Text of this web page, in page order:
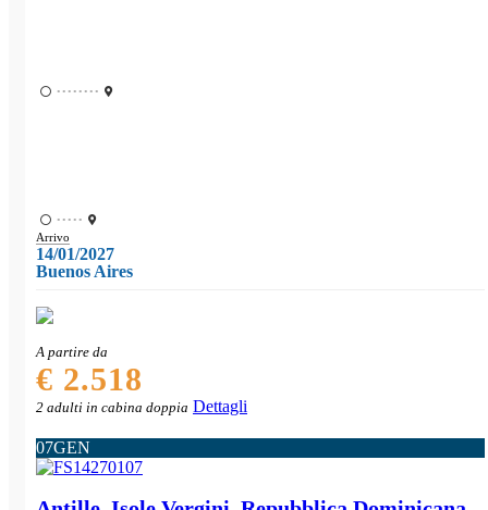
••••••••
•••••
Arrivo
14/01/2027
Buenos Aires
A partire da
€ 2.518
2 adulti in cabina doppia Dettagli
07GEN